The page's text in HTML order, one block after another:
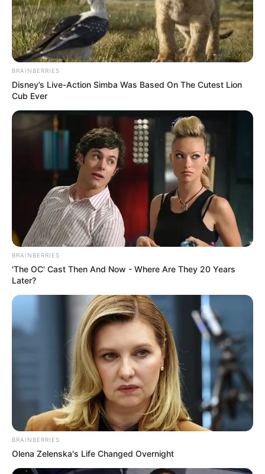
DESTAQUES
FACEBOOK
Agente de Saúde é indiciada por falsificar
visitas que nunca aconteceram.
Câmara dos Deputados: anuênios, triênios,
quinquênios, sexta-parte e licenças-prêmio
entram no debate.
FNARAS em Brasília: Senado pode
promulgar PEC 14 em semana de
seletivo para Agentes de Saúde e de
Combate às Endemias.
PEC 14: o que acontece com quinquênio,
triênio e sexta-parte na aposentadoria?
FNARAS convoca ACS e ACE para
promulgação da PEC 14 no Congresso
Nacional.
DESTAQUES DO MÊS
BRAINBERRIES
Disney’s Live-Action Simba Was Based On The Cutest Lion
Cub Ever
BRAINBERRIES
'The OC' Cast Then And Now - Where Are They 20 Years
Later?
BRAINBERRIES
Olena Zelenska's Life Changed Overnight